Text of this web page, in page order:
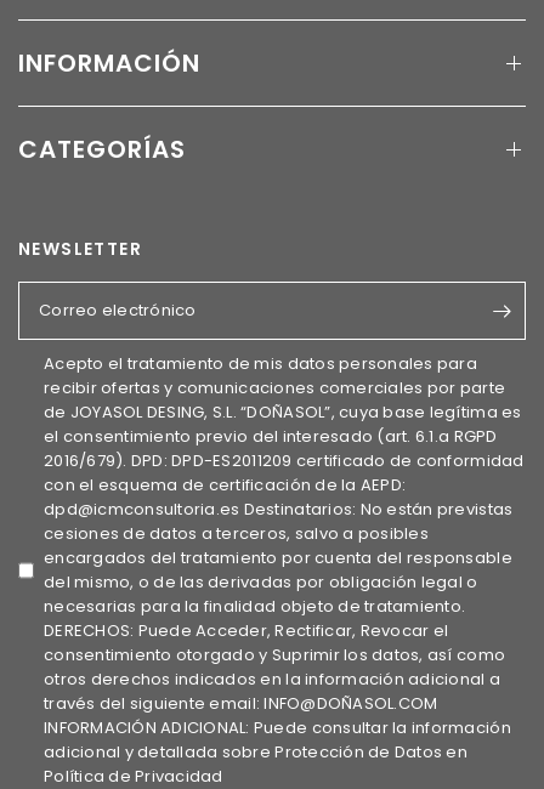
INFORMACIÓN
CATEGORÍAS
NEWSLETTER
Correo electrónico
Acepto el tratamiento de mis datos personales para
recibir ofertas y comunicaciones comerciales por parte
de JOYASOL DESING, S.L. “DOÑASOL”, cuya base legítima es
el consentimiento previo del interesado (art. 6.1.a RGPD
2016/679). DPD: DPD-ES2011209 certificado de conformidad
con el esquema de certificación de la AEPD:
dpd@icmconsultoria.es Destinatarios: No están previstas
cesiones de datos a terceros, salvo a posibles
encargados del tratamiento por cuenta del responsable
del mismo, o de las derivadas por obligación legal o
necesarias para la finalidad objeto de tratamiento.
DERECHOS: Puede Acceder, Rectificar, Revocar el
consentimiento otorgado y Suprimir los datos, así como
otros derechos indicados en la información adicional a
través del siguiente email: INFO@DOÑASOL.COM
INFORMACIÓN ADICIONAL: Puede consultar la información
adicional y detallada sobre Protección de Datos en
Política de Privacidad